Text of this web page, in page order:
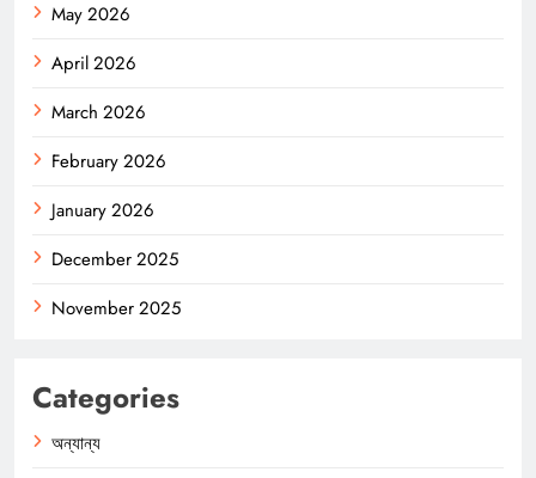
May 2026
April 2026
March 2026
February 2026
January 2026
December 2025
November 2025
Categories
অন্যান্য